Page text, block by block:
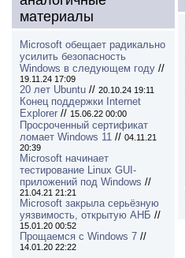
материалы
Microsoft обещает радикально
усилить безопасность
Windows в следующем году //
19.11.24 17:09
20 лет Ubuntu // 20.10.24 19:11
Конец поддержки Internet
Explorer // 15.06.22 00:00
Просроченный сертификат
ломает Windows 11 // 04.11.21
20:39
Microsoft начинает
тестирование Linux GUI-
приложений под Windows //
21.04.21 21:21
Microsoft закрыла серьёзную
уязвимость, открытую АНБ //
15.01.20 00:52
Прощаемся с Windows 7 //
14.01.20 22:22